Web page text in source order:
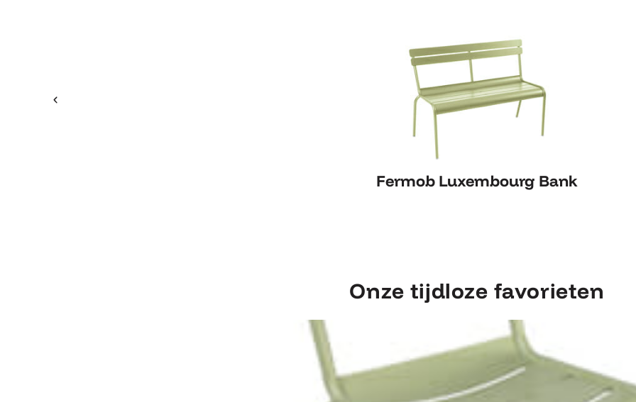
Fermob Luxembourg Bank
Fermob Luxembourg Bank
Onze tijdloze favorieten